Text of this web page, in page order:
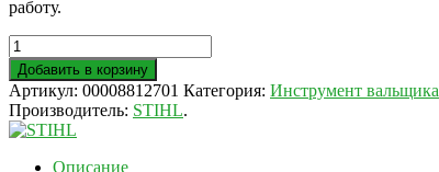
работу.
Добавить в корзину
Артикул: 00008812701 Категория: Инструмент вальщика
Производитель: STIHL.
Описание